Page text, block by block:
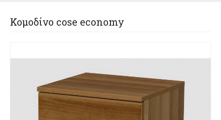
Κομοδίνο cose economy